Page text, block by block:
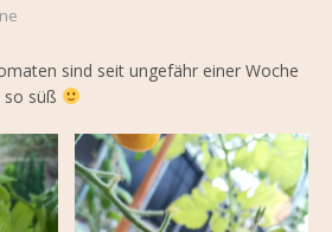
sind seit ungefähr einer Woche
so süß